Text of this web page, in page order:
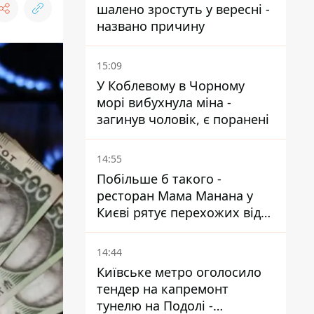
шалено зростуть у вересні -
названо причину
15:09
У Коблевому в Чорному
морі вибухнула міна -
загинув чоловік, є поранені
14:55
Побільше б такого -
ресторан Мама Манана у
Києві рятує перехожих від
спеки
14:44
Київське метро оголосило
тендер на капремонт
тунелю на Подолі -